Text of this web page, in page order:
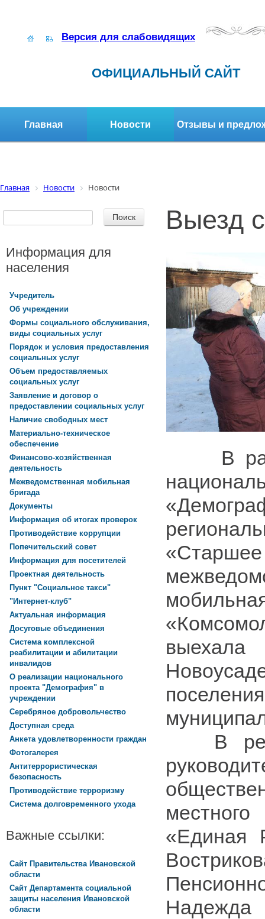
Версия для слабовидящих
ОФИЦИАЛЬНЫЙ САЙТ
Главная Новости Отзывы и
Главная Новости Новости
Выезд
В
В
«Единая
Информация для
населения
Учредитель
Об учреждении
Формы социального обслуживания,
виды социальных услуг
Порядок и условия предоставления
социальных услуг
Объем предоставляемых
социальных услуг
Заявление и договор о
предоставлении социальных услуг
Наличие свободных мест
Материально-техническое
обеспечение
Финансово-хозяйственная
деятельность
Межведомственная мобильная
бригада
Документы
Информация об итогах проверок
Противодействие коррупции
Попечительский совет
Информация для посетителей
Проектная деятельность
Пункт "Социальное такси"
"Интернет-клуб"
Актуальная информация
Досуговые объединения
Система комплексной
реабилитации и абилитации
инвалидов
О реализации национального
проекта "Демография" в
учреждении
Серебряное добровольчество
Доступная среда
Анкета удовлетворенности граждан
Фотогалерея
Антитеррористическая
безопасность
Противодействие терроризму
Система долговременного ухода
Важные ссылки:
Сайт Правительства Ивановской
области
Сайт Департамента социальной
защиты населения Ивановской
области